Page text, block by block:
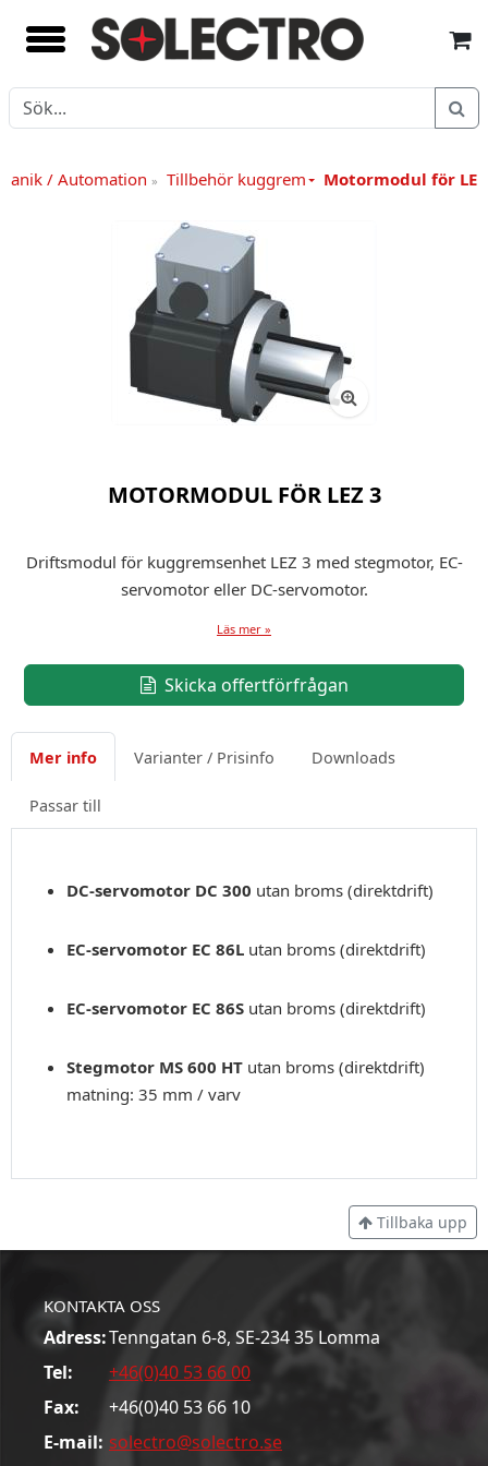
/ Automation » Tillbehör kuggrem Motormodul för
MOTORMODUL FÖR LEZ 3
Driftsmodul för kuggremsenhet LEZ 3 med stegmotor, EC-
servomotor eller DC-servomotor.
Läs mer »
Skicka offertförfrågan
Mer info Varianter / Prisinfo Downloads
Passar till
DC-servomotor DC 300 utan broms (direktdrift)
EC-servomotor EC 86L utan broms (direktdrift)
EC-servomotor EC 86S utan broms (direktdrift)
Stegmotor MS 600 HT utan broms (direktdrift)
matning: 35 mm / varv
Tillbaka upp
KONTAKTA OSS
Adress:Tenngatan 6-8, SE-234 35 Lomma
Tel:
+46(0)40 53 66 00
Fax:
+46(0)40 53 66 10
E-mail: solectro@solectro.se